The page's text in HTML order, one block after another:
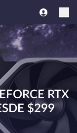
RTX
$299